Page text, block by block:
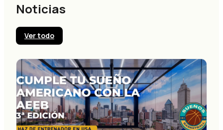
Noticias
Ver todo